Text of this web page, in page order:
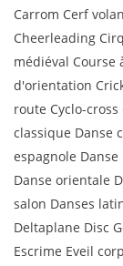
Carrom Cerf
Cheerleading
médiéval Course
d'orientation
route Cyclo-
classique Danse
espagnole
Danse orientale
salon Danses
Deltaplane Disc
Escrime Eveil